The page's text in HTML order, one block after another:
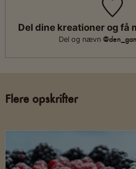
Del dine kreationer og få
Del og nævn
Flere opskrifter